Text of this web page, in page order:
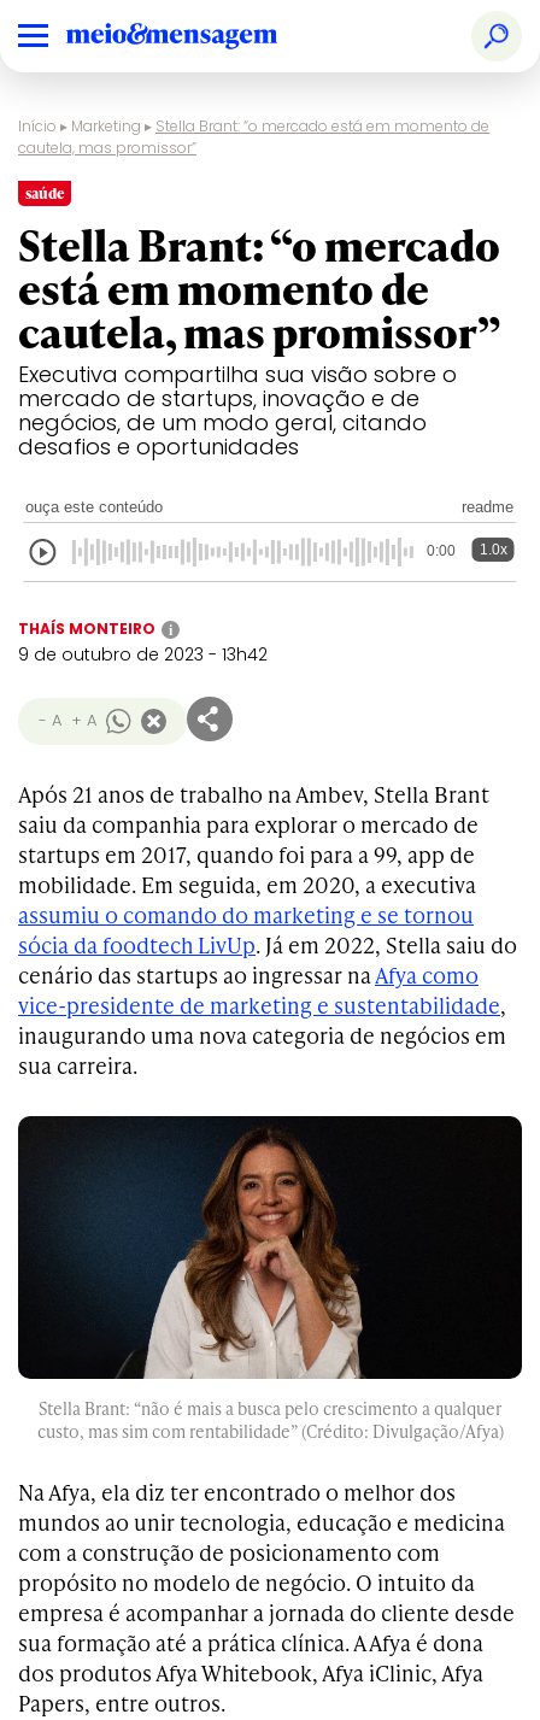
Início ▸ Marketing ▸ Stella Brant: “o mercado está em momento de
cautela, mas promissor”
saúde
Stella Brant: “o mercado
está em momento de
cautela, mas promissor”
Executiva compartilha sua visão sobre o
mercado de startups, inovação e de
negócios, de um modo geral, citando
desafios e oportunidades
ouça este conteúdo readme
0:00 1.0x
THAÍS MONTEIRO i
9 de outubro de 2023 - 13h42
- A + A
Após 21 anos de trabalho na Ambev, Stella Brant
saiu da companhia para explorar o mercado de
startups em 2017, quando foi para a 99, app de
mobilidade. Em seguida, em 2020, a executiva
assumiu o comando do marketing e se tornou
sócia da foodtech LivUp. Já em 2022, Stella saiu do
cenário das startups ao ingressar naAfya como
vice-presidente de marketing e sustentabilidade,
inaugurando uma nova categoria de negócios em
sua carreira.
Stella Brant: “não é mais a busca pelo crescimento a qualquer
custo, mas sim com rentabilidade” (Crédito: Divulgação/Afya)
Na Afya, ela diz ter encontrado o melhor dos
mundos ao unir tecnologia, educação e medicina
com a construção de posicionamento com
propósito no modelo de negócio. O intuito da
empresa é acompanhar a jornada do cliente desde
sua formação até a prática clínica. A Afya é dona
dos produtos Afya Whitebook, Afya iClinic, Afya
Papers, entre outros.